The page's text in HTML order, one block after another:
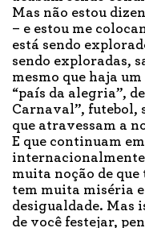
Mas não estou
– e estou me
está sendo
sendo exploradas,
mesmo que haja
“país da alegria”,
Carnaval”, futebol,
que atravessam a
E que continuam
muita noção de
tem muita miséria
desigualdade. Mas
de você festejar,